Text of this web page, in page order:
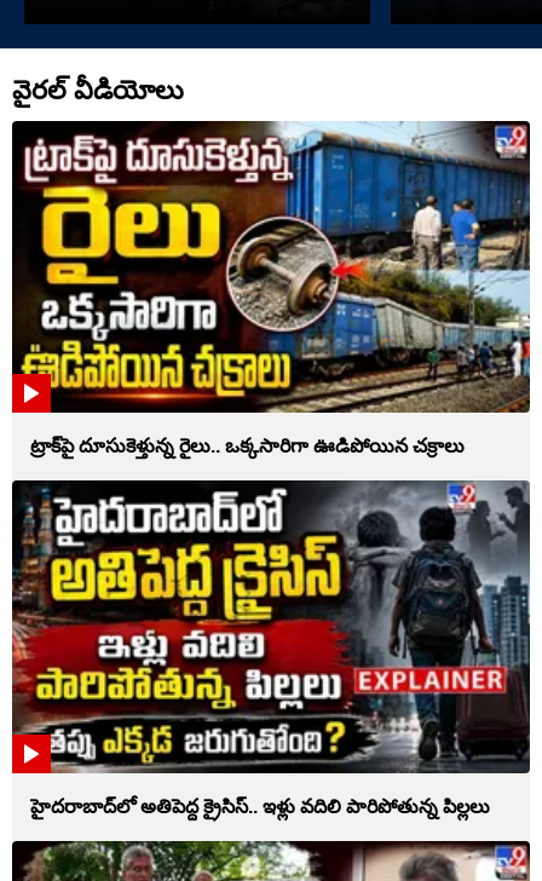
వైరల్ వీడియోలు
ట్రాక్‌పై దూసుకెళ్తున్న రైలు.. ఒక్కసారిగా ఊడిపోయిన చక్రాలు
హైదరాబాద్‌లో అతిపెద్ద క్రైసిస్.. ఇళ్లు వదిలి పారిపోతున్న పిల్లలు